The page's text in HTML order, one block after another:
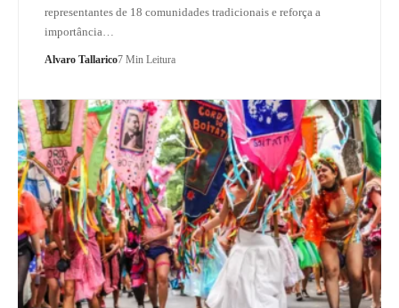
representantes de 18 comunidades tradicionais e reforça a
importância…
Alvaro Tallarico7 Min Leitura